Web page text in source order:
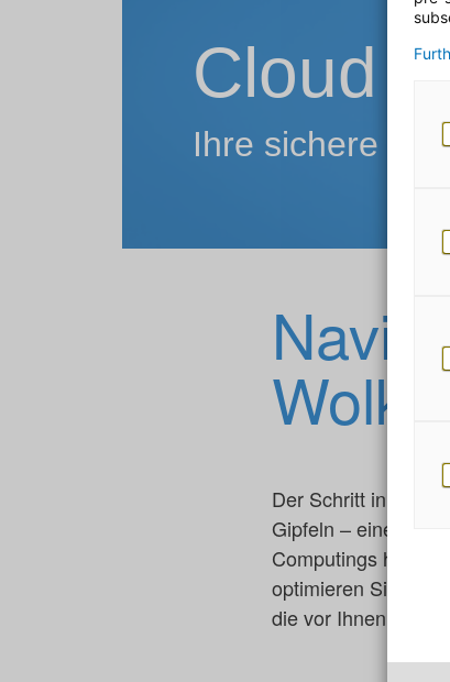
Cloud
Ihre sichere
Der Schritt in die
Gipfeln – eine
Computings hebt
optimieren Sie Ihre
die vor Ihnen liegen.